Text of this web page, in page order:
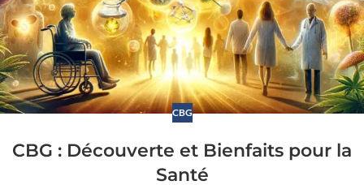
CBG
CBG : Découverte et Bienfaits pour la
Santé